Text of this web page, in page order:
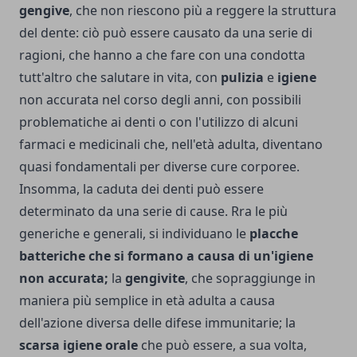
gengive, che non riescono più a reggere la struttura
del dente: ciò può essere causato da una serie di
ragioni, che hanno a che fare con una condotta
tutt'altro che salutare in vita, con pulizia e igiene
non accurata nel corso degli anni, con possibili
problematiche ai denti o con l'utilizzo di alcuni
farmaci e medicinali che, nell'età adulta, diventano
quasi fondamentali per diverse cure corporee.
Insomma, la caduta dei denti può essere
determinato da una serie di cause. Rra le più
generiche e generali, si individuano le placche
batteriche che si formano a causa di un'igiene
non accurata; la gengivite, che sopraggiunge in
maniera più semplice in età adulta a causa
dell'azione diversa delle difese immunitarie; la
scarsa igiene orale che può essere, a sua volta,